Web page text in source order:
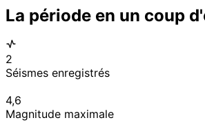
La période en un coup
2
Séismes enregistrés
4,6
Magnitude maximale